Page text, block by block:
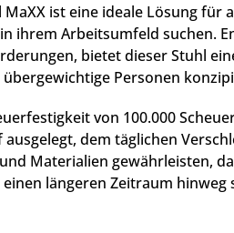
ist eine ideale Lösung für
ihrem Arbeitsumfeld suchen.
bietet dieser Stuhl
Personen
von 100.000
dem täglichen
Materialien gewährleisten,
längeren Zeitraum